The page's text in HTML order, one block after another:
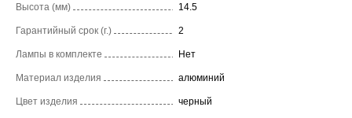
Высота (мм) 14.5
Гарантийный срок (г.) 2
Лампы в комплекте Нет
Материал изделия алюминий
Цвет изделия черный